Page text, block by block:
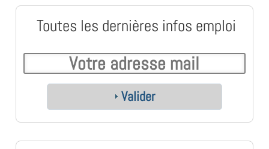
Toutes les dernières infos emploi
Valider